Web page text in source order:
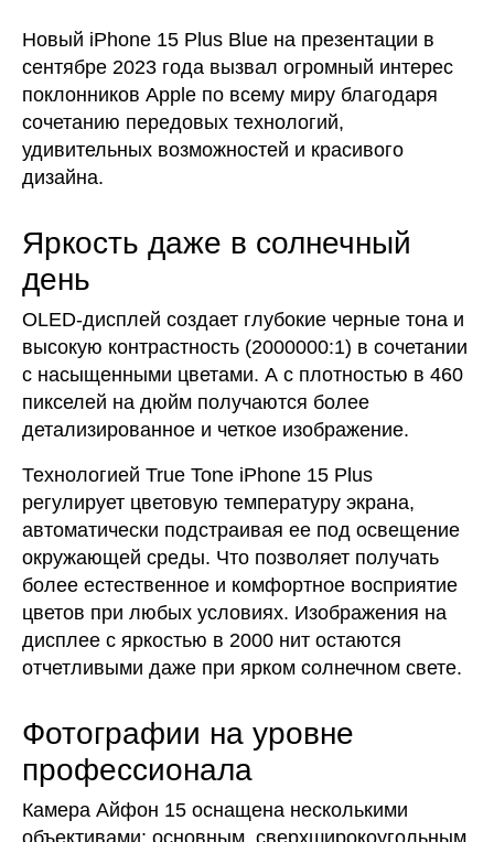
Новый iPhone 15 Plus Blue на презентации в
сентябре 2023 года вызвал огромный интерес
поклонников Apple по всему миру благодаря
сочетанию передовых технологий,
удивительных возможностей и красивого
дизайна.
Яркость даже в солнечный
день
OLED-дисплей создает глубокие черные тона и
высокую контрастность (2000000:1) в сочетании
с насыщенными цветами. А с плотностью в 460
пикселей на дюйм получаются более
детализированное и четкое изображение.
Технологией True Tone iPhone 15 Plus
регулирует цветовую температуру экрана,
автоматически подстраивая ее под освещение
окружающей среды. Что позволяет получать
более естественное и комфортное восприятие
цветов при любых условиях. Изображения на
дисплее с яркостью в 2000 нит остаются
отчетливыми даже при ярком солнечном свете.
Фотографии на уровне
профессионала
Камера Айфон 15 оснащена несколькими
объективами: основным, сверхширокоугольным